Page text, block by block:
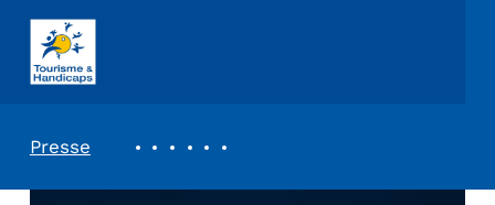
ASSOCIATION TOURISME ET HANDICAPS
Presse